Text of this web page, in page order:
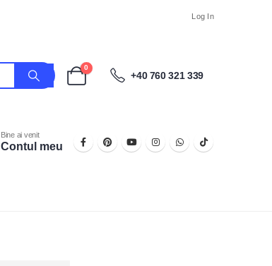
Log In
0
+40 760 321 339
Bine ai venit
Contul meu